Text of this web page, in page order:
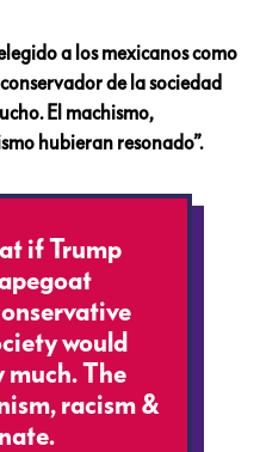
a los mexicanos como
de la sociedad
El machismo,
hubieran resonado”.
if Trump
would
much. The
racism &